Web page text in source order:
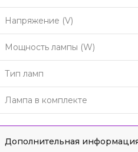
Напряжение (V)
Мощность лампы (W)
Тип ламп
Лампа в комплекте
Дополнительная